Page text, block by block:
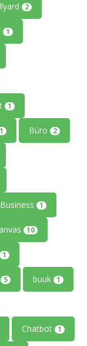
2
1
1
1 Büro 2
Business 1
10
1
5 buuk 1
Chatbot 1